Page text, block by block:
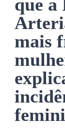
que a
mais